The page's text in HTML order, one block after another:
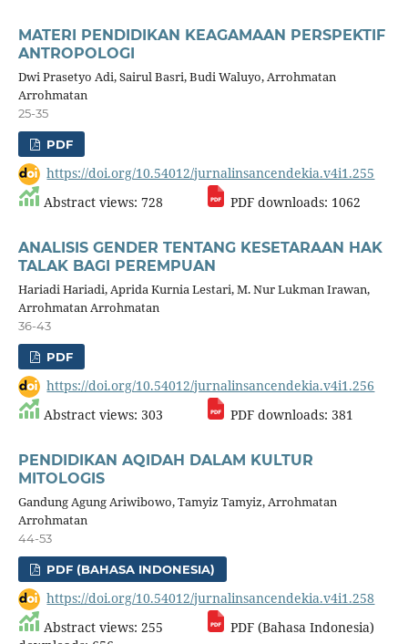
MATERI PENDIDIKAN KEAGAMAAN PERSPEKTIF
ANTROPOLOGI
Dwi Prasetyo Adi, Sairul Basri, Budi Waluyo, Arrohmatan
Arrohmatan
25-35
PDF
https://doi.org/10.54012/jurnalinsancendekia.v4i1.255
Abstract views: 728
PDF downloads: 1062
ANALISIS GENDER TENTANG KESETARAAN HAK
TALAK BAGI PEREMPUAN
Hariadi Hariadi, Aprida Kurnia Lestari, M. Nur Lukman Irawan,
Arrohmatan Arrohmatan
36-43
PDF
https://doi.org/10.54012/jurnalinsancendekia.v4i1.256
Abstract views: 303
PDF downloads: 381
PENDIDIKAN AQIDAH DALAM KULTUR
MITOLOGIS
Gandung Agung Ariwibowo, Tamyiz Tamyiz, Arrohmatan
Arrohmatan
44-53
PDF (BAHASA INDONESIA)
https://doi.org/10.54012/jurnalinsancendekia.v4i1.258
Abstract views: 255
PDF (Bahasa Indonesia)